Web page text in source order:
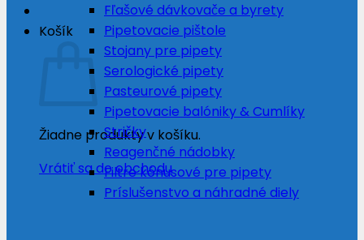
Košík
Žiadne produkty v košíku.
Vrátiť sa do obchodu
Fľašové dávkovače a byrety
Pipetovacie pištole
Stojany pre pipety
Serologické pipety
Pasteurové pipety
Pipetovacie balóniky & Cumlíky
Stričky
Reagenčné nádobky
Filtre kónusové pre pipety
Príslušenstvo a náhradné diely